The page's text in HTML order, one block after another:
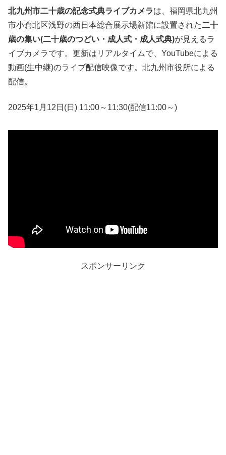
北九州市二十歳の記念式典ライブカメラは、福岡県北九州
市小倉北区浅野の西日本総合展示場新館に設置された二十
歳の集い(二十歳のつどい・成人式・成人式典)が見えるラ
イブカメラです。更新はリアルタイムで、YouTubeによる
動画(生中継)のライブ配信映像です。北九州市役所による
配信。
2025年1月12日(日) 11:00～11:30(配信11:00～)
スポンサーリンク